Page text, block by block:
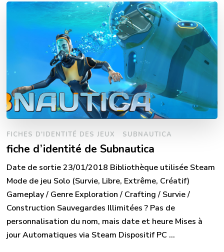
FICHES D'IDENTITÉ DES JEUX SUBNAUTICA
fiche d’identité de Subnautica
Date de sortie 23/01/2018 Bibliothèque utilisée Steam
Mode de jeu Solo (Survie, Libre, Extrême, Créatif)
Gameplay / Genre Exploration / Crafting / Survie /
Construction Sauvegardes Illimitées ? Pas de
personnalisation du nom, mais date et heure Mises à
jour Automatiques via Steam Dispositif PC …